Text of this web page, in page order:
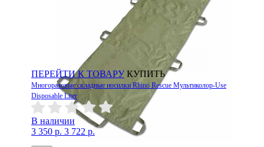
ПЕРЕЙТИ К ТОВАРУ КУПИТЬ
Многоразовые складные носилки Rhino Rescue Мультиколор-Use
Disposable Liter
В наличии
3 350 р. 3 722 р.